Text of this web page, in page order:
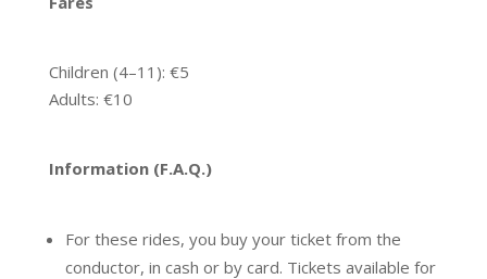
Children (4–11): €5
Adults: €10
Information (F.A.Q.)
For these rides, you buy your ticket from the
conductor, in cash or by card. Tickets available for